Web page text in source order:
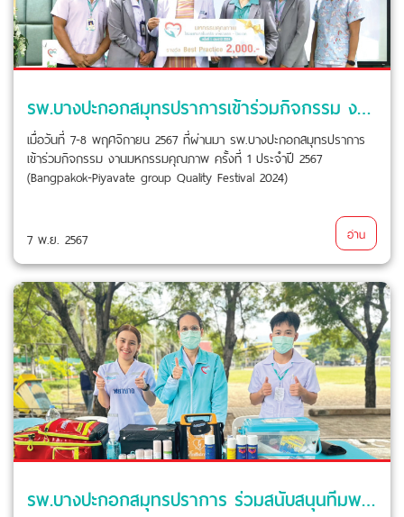
รพ.บางปะกอกสมุทรปราการเข้าร่วมกิจกรรม งานมหกรรมคุณภาพ ครั้งที่ 1 ประจำปี 2567
เมื่อวันที่ 7-8 พฤศจิกายน 2567 ที่ผ่านมา รพ.บางปะกอกสมุทรปราการ
เข้าร่วมกิจกรรม งานมหกรรมคุณภาพ ครั้งที่ 1 ประจำปี 2567
(Bangpakok-Piyavate group Quality Festival 2024)
7 พ.ย. 2567 อ่าน
รพ.บางปะกอกสมุทรปราการ ร่วมสนับสนุนทีมพยาบาลและรถพยาบาลฉุกเฉิน